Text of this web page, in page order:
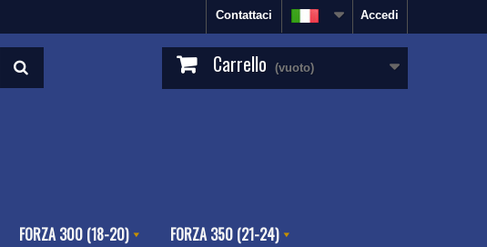
Accedi
Contattaci
Carrello (vuoto)
FORZA 300 (18-20)
FORZA 350 (21-24)